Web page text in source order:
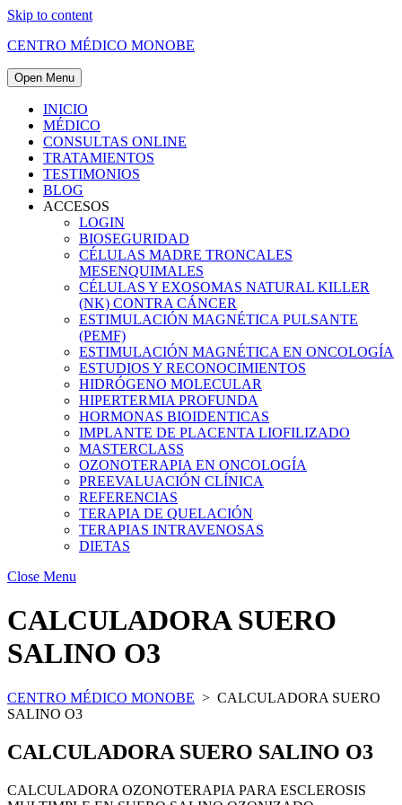
Skip to content
CENTRO MÉDICO MONOBE
Open Menu
INICIO
MÉDICO
CONSULTAS ONLINE
TRATAMIENTOS
TESTIMONIOS
BLOG
ACCESOS
LOGIN
BIOSEGURIDAD
CÉLULAS MADRE TRONCALES
MESENQUIMALES
CÉLULAS Y EXOSOMAS NATURAL KILLER
(NK) CONTRA CÁNCER
ESTIMULACIÓN MAGNÉTICA PULSANTE
(PEMF)
ESTIMULACIÓN MAGNÉTICA EN ONCOLOGÍA
ESTUDIOS Y RECONOCIMIENTOS
HIDRÓGENO MOLECULAR
HIPERTERMIA PROFUNDA
HORMONAS BIOIDENTICAS
IMPLANTE DE PLACENTA LIOFILIZADO
MASTERCLASS
OZONOTERAPIA EN ONCOLOGÍA
PREEVALUACIÓN CLÍNICA
REFERENCIAS
TERAPIA DE QUELACIÓN
TERAPIAS INTRAVENOSAS
DIETAS
Close Menu
CALCULADORA SUERO
SALINO O3
CENTRO MÉDICO MONOBE > CALCULADORA SUERO
SALINO O3
CALCULADORA SUERO SALINO O3
CALCULADORA OZONOTERAPIA PARA ESCLEROSIS